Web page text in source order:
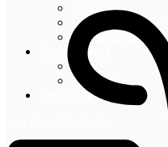
Гарантии
Оплата и доставка
Акции и скидки
Информация
Блог
Новости
Контакты